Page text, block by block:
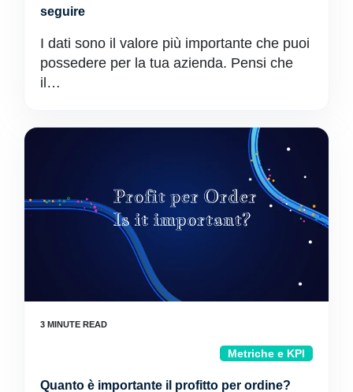
seguire
I dati sono il valore più importante che puoi
possedere per la tua azienda. Pensi che
il…
Metriche e KPI
Quanto è importante il profitto per ordine?